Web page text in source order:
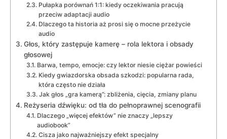
Pułapka porównań 1:1: kiedy oczekiwania pracują
przeciw adaptacji audio
Dlaczego ta historia aż prosi się o mocne przeżycie
audio
Głos, który zastępuje kamerę – rola lektora i obsady
głosowej
Barwa, tempo, emocje: czy lektor niesie ciężar powieści
Kiedy gwiazdorska obsada szkodzi: popularna rada,
która często nie działa
Jak głos „gra kamerą”: zbliżenia, cięcia, zmiany planu
Reżyseria dźwięku: od tła do pełnoprawnej scenografii
Dlaczego „więcej efektów” nie znaczy „lepszy
audiobook”
Cisza jako najważniejszy efekt specjalny